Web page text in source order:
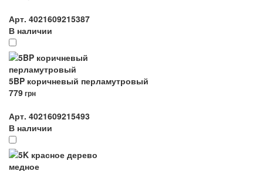
Арт. 4021609215387
В наличии
5BP коричневый перламутровый
779грн
Арт. 4021609215493
В наличии